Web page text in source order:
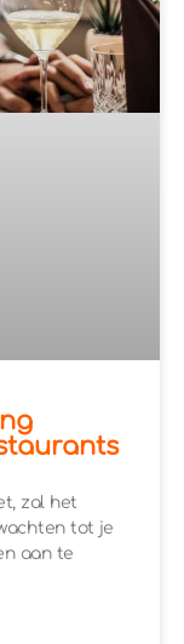
zal het
tot je
aan te